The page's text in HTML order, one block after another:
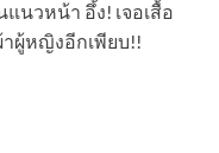
นวหน้า อึ้ง! เจอเสื้อ
ผู้หญิงอีกเพียบ!!